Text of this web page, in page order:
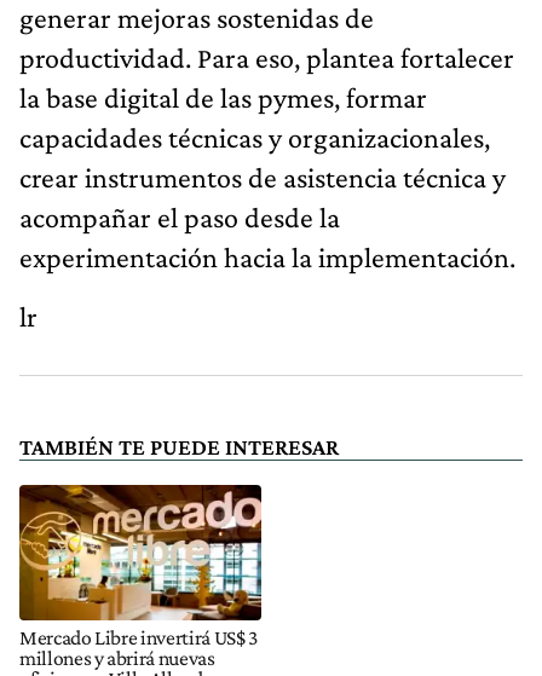
generar mejoras sostenidas de
productividad. Para eso, plantea fortalecer
la base digital de las pymes, formar
capacidades técnicas y organizacionales,
crear instrumentos de asistencia técnica y
acompañar el paso desde la
experimentación hacia la implementación.
lr
TAMBIÉN TE PUEDE INTERESAR
Mercado Libre invertirá US$ 3
millones y abrirá nuevas